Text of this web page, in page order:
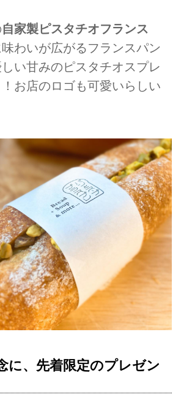
自家製ピスタチオフランス
わいが広がるフランスパン
い甘みのピスタチオスプレ
お店のロゴも可愛いらしい
に、先着限定のプレゼン